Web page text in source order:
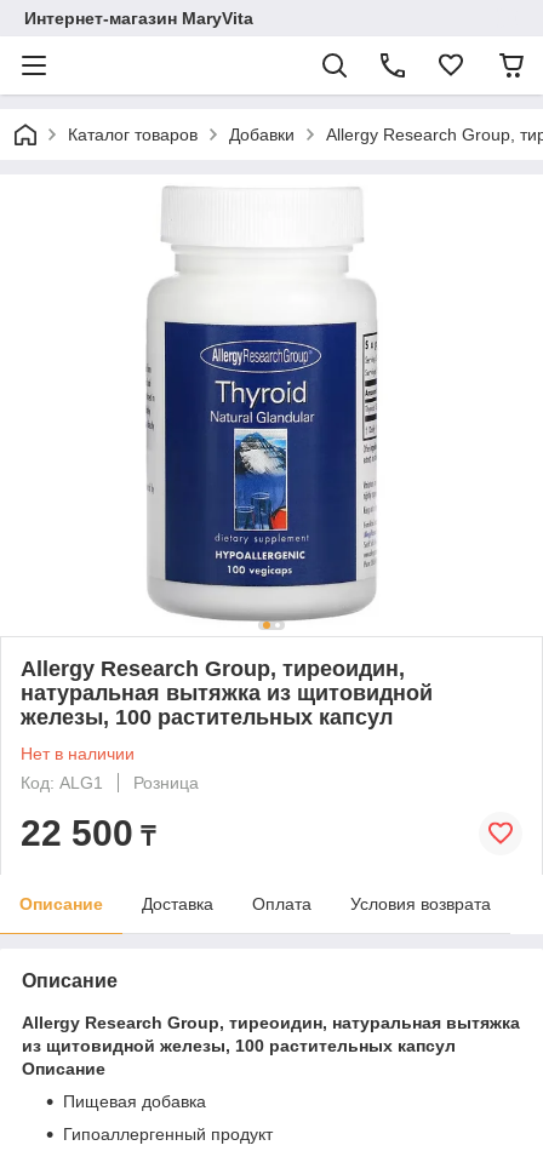
Интернет-магазин MaryVita
Каталог товаров Добавки Allergy Research Group,
Allergy Research Group, тиреоидин,
натуральная вытяжка из щитовидной
железы, 100 растительных капсул
Нет в наличии
Код: ALG1
Розница
22 500 ₸
Описание Доставка Оплата Условия возврата
Описание
Allergy Research Group, тиреоидин, натуральная вытяжка
из щитовидной железы, 100 растительных капсул
Описание
Пищевая добавка
Гипоаллергенный продукт